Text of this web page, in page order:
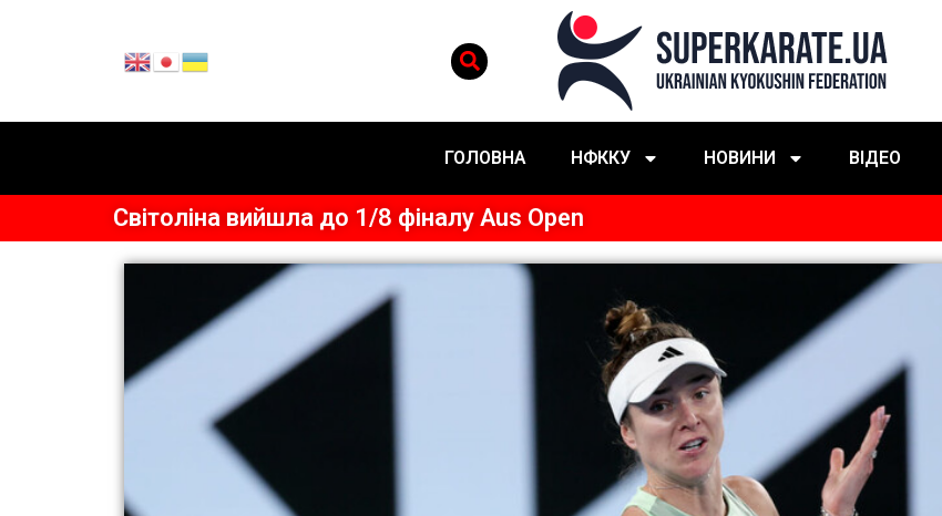
ГОЛОВНА НФККУ НОВИНИ ВІДЕО
Світоліна вийшла до 1/8 фіналу Aus Open